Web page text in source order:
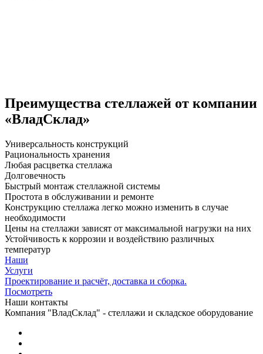
Преимущества стеллажей от компании
«ВладСклад»
Универсальность конструкций
Рациональность хранения
Любая расцветка стеллажа
Долговечность
Быстрый монтаж стеллажной системы
Простота в обслуживании и ремонте
Конструкцию стеллажа легко можно изменить в случае
необходимости
Цены на стеллажи зависят от максимальной нагрузки на них
Устойчивость к коррозии и воздействию различных
температур
Наши
Услуги
Проектирование и расчёт, доставка и сборка.
Посмотреть
Наши контакты
Компания "ВладСклад" - стеллажи и складское оборудование